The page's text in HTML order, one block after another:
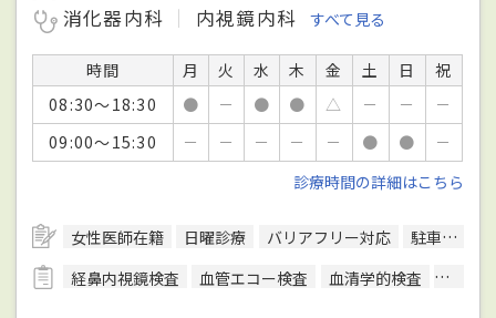
消化器内科
内視鏡内科 すべて見る
時間 月 火 水 木 金 土 日
祝
08:30～18:30
● － ● ● △ － －
－
09:00～15:30
－ － － － － ● ●
－
診療時間の詳細はこちら
女性医師在籍 日曜診療 バリアフリー対応
駐車場あり
経鼻内視鏡検査
血管エコー検査 血清学的検査 骨密度